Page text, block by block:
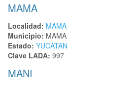
MAMA
Localidad: MAMA
Municipio: MAMA
Estado: YUCATAN
Clave LADA: 997
MANI